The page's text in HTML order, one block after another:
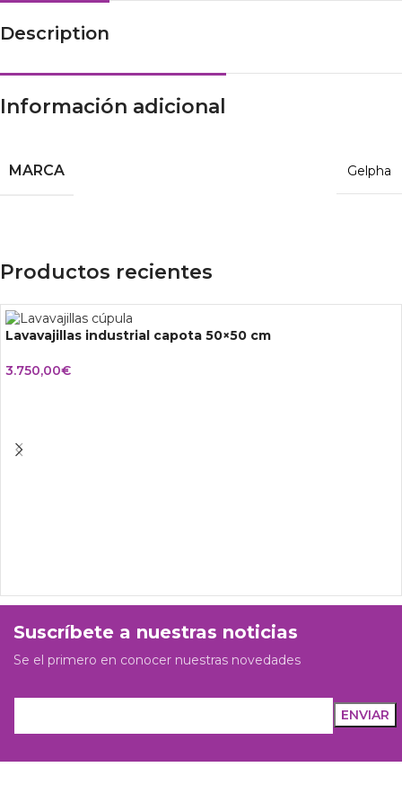
Description
Información adicional
MARCA Gelpha
Productos recientes
Lavavajillas industrial capota 50×50 cm
3.750,00€
Suscríbete a nuestras noticias
Se el primero en conocer nuestras novedades